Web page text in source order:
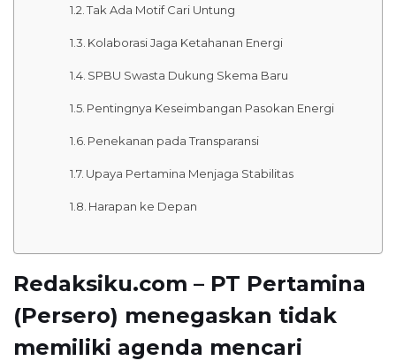
Tak Ada Motif Cari Untung
Kolaborasi Jaga Ketahanan Energi
SPBU Swasta Dukung Skema Baru
Pentingnya Keseimbangan Pasokan Energi
Penekanan pada Transparansi
Upaya Pertamina Menjaga Stabilitas
Harapan ke Depan
Redaksiku.com – PT Pertamina
(Persero) menegaskan tidak
memiliki agenda mencari